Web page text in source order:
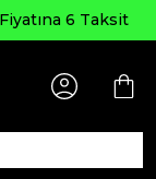
6 Taksit